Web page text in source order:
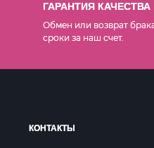
ГАРАНТИЯ КАЧЕСТВА
Обмен или возврат
сроки за наш счет.
КОНТАКТЫ